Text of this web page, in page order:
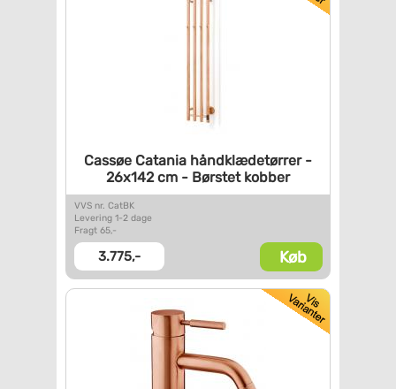
Cassøe Catania håndklædetørrer-
26x142 cm - Børstet kobber
VVS nr. CatBK
Levering 1-2 dage
Fragt 65,-
3.775,- Køb